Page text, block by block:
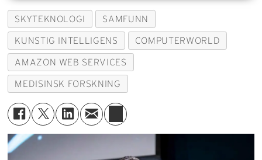
SKYTEKNOLOGI SAMFUNN
KUNSTIG INTELLIGENS COMPUTERWORLD
AMAZON WEB SERVICES
MEDISINSK FORSKNING